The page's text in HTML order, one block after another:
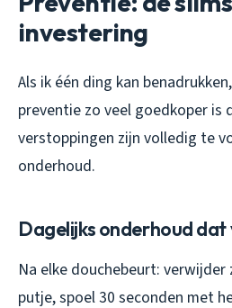
investering
Als ik één ding kan
preventie zo veel goedkoper is
verstoppingen zijn volledig te
onderhoud.
Dagelijks onderhoud
Na elke douchebeurt:
putje, spoel 30 seconden met